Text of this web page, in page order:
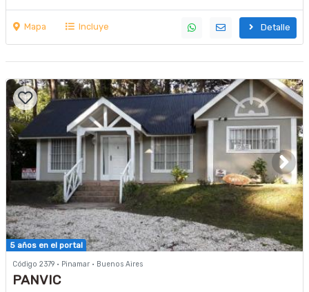
Mapa Incluye Detalle
5 años en el portal
Código 2379 · Pinamar · Buenos Aires
PANVIC